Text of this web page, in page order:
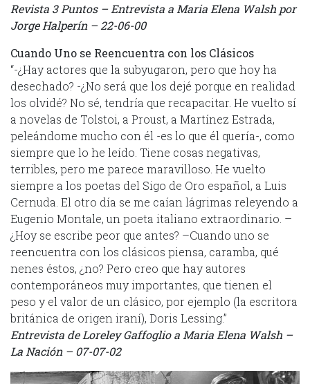
Revista 3 Puntos – Entrevista a Maria Elena Walsh por
Jorge Halperín – 22-06-00
Cuando Uno se Reencuentra con los Clásicos
“-¿Hay actores que la subyugaron, pero que hoy ha
desechado? -¿No será que los dejé porque en realidad
los olvidé? No sé, tendría que recapacitar. He vuelto sí
a novelas de Tolstoi, a Proust, a Martínez Estrada,
peleándome mucho con él -es lo que él quería-, como
siempre que lo he leído. Tiene cosas negativas,
terribles, pero me parece maravilloso. He vuelto
siempre a los poetas del Sigo de Oro español, a Luis
Cernuda. El otro día se me caían lágrimas releyendo a
Eugenio Montale, un poeta italiano extraordinario. –
¿Hoy se escribe peor que antes? –Cuando uno se
reencuentra con los clásicos piensa, caramba, qué
nenes éstos, ¿no? Pero creo que hay autores
contemporáneos muy importantes, que tienen el
peso y el valor de un clásico, por ejemplo (la escritora
británica de origen iraní), Doris Lessing.”
Entrevista de Loreley Gaffoglio a Maria Elena Walsh –
La Nación – 07-07-02